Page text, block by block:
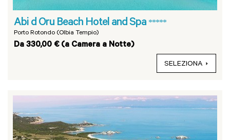
Abi d Oru Beach Hotel and Spa *****
Porto Rotondo (Olbia Tempio)
Da 330,00 € (a Camera a Notte)
SELEZIONA